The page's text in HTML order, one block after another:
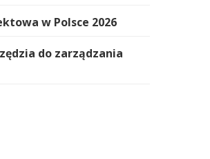
w Polsce 2026
do zarządzania